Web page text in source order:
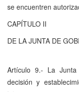
se encuentren
CAPÍTULO II
DE LA JUNTA DE
Artículo 9.- La
decisión y